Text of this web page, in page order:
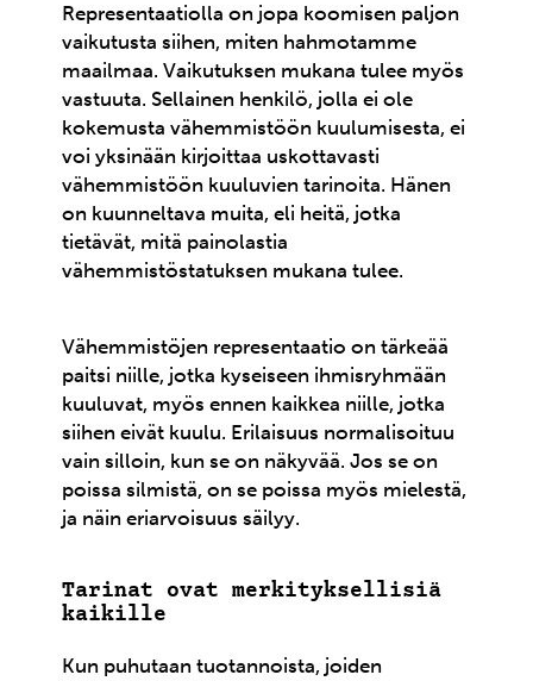
Representaatiolla on jopa koomisen paljon
vaikutusta siihen, miten hahmotamme
maailmaa. Vaikutuksen mukana tulee myös
vastuuta. Sellainen henkilö, jolla ei ole
kokemusta vähemmistöön kuulumisesta, ei
voi yksinään kirjoittaa uskottavasti
vähemmistöön kuuluvien tarinoita. Hänen
on kuunneltava muita, eli heitä, jotka
tietävät, mitä painolastia
vähemmistöstatuksen mukana tulee.
Vähemmistöjen representaatio on tärkeää
paitsi niille, jotka kyseiseen ihmisryhmään
kuuluvat, myös ennen kaikkea niille, jotka
siihen eivät kuulu. Erilaisuus normalisoituu
vain silloin, kun se on näkyvää. Jos se on
poissa silmistä, on se poissa myös mielestä,
ja näin eriarvoisuus säilyy.
Tarinat ovat merkityksellisiä
kaikille
Kun puhutaan tuotannoista, joiden